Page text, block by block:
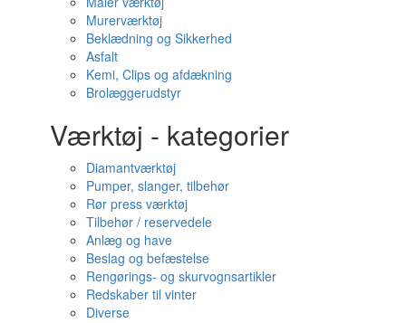
Murerværktøj
Beklædning og Sikkerhed
Asfalt
Kemi, Clips og afdækning
Brolæggerudstyr
Værktøj - kategorier
Diamantværktøj
Pumper, slanger, tilbehør
Rør press værktøj
Tilbehør / reservedele
Anlæg og have
Beslag og befæstelse
Rengørings- og skurvognsartikler
Redskaber til vinter
Diverse